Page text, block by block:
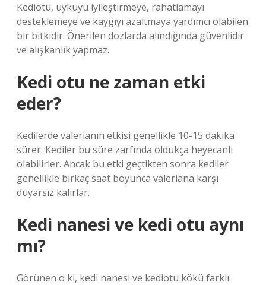
Kediotu, uykuyu iyileştirmeye, rahatlamayı
desteklemeye ve kaygıyı azaltmaya yardımcı olabilen
bir bitkidir. Önerilen dozlarda alındığında güvenlidir
ve alışkanlık yapmaz.
Kedi otu ne zaman etki
eder?
Kedilerde valerianın etkisi genellikle 10-15 dakika
sürer. Kediler bu süre zarfında oldukça heyecanlı
olabilirler. Ancak bu etki geçtikten sonra kediler
genellikle birkaç saat boyunca valeriana karşı
duyarsız kalırlar.
Kedi nanesi ve kedi otu aynı
mı?
Görünen o ki, kedi nanesi ve kediotu kökü farklı